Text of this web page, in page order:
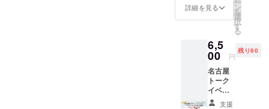
ル人生
お悩み
相談
京公演
に参加
できま
す。
8/11(火
祝)Nak
ano
詳細を見る ン
を
選
択
す
る
6,5
00 円
残り60
名古屋
トーク
イベン
ト
支援